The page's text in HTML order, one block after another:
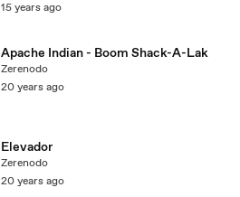
15 years ago
Apache Indian - Boom Shack-A-Lak
Zerenodo
20 years ago
Elevador
Zerenodo
20 years ago